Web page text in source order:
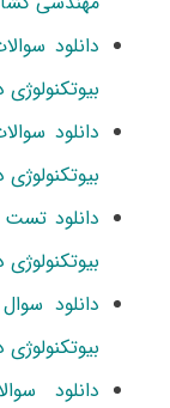
دانلود
بیوتکنولوژی
دانلود
بیوتکنولوژی
دانلود
بیوتکنولوژی
دانلود
بیوتکنولوژی
دانلود